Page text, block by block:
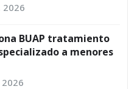
2026
BUAP tratamiento
a menores
2026